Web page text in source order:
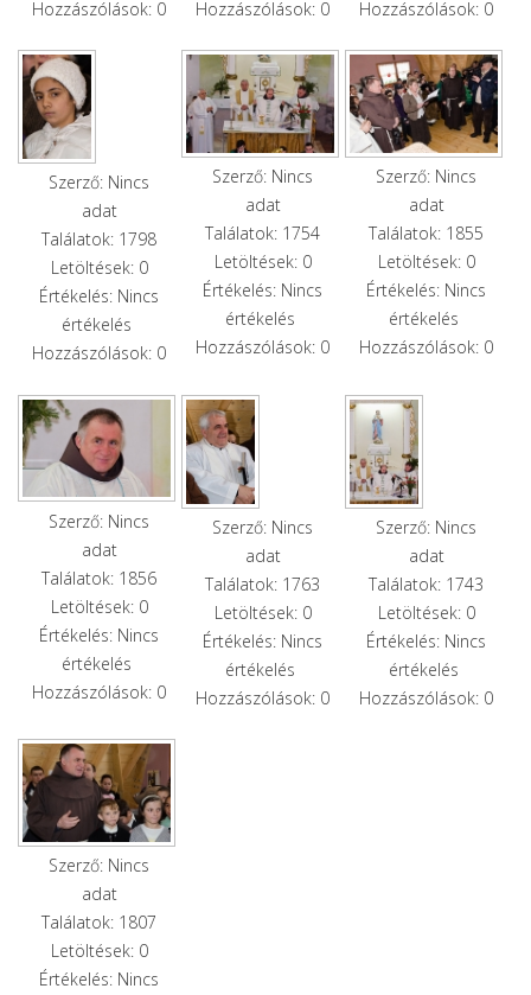
Hozzászólások: 0
Hozzászólások: 0
Hozzászólások: 0
Szerző: Nincs
adat
Találatok: 1798
Letöltések: 0
Értékelés: Nincs
értékelés
Hozzászólások: 0
Szerző: Nincs
adat
Találatok: 1754
Letöltések: 0
Értékelés: Nincs
értékelés
Hozzászólások: 0
Szerző: Nincs
adat
Találatok: 1855
Letöltések: 0
Értékelés: Nincs
értékelés
Hozzászólások: 0
Szerző: Nincs
adat
Találatok: 1856
Letöltések: 0
Értékelés: Nincs
értékelés
Hozzászólások: 0
Szerző: Nincs
adat
Találatok: 1763
Letöltések: 0
Értékelés: Nincs
értékelés
Hozzászólások: 0
Szerző: Nincs
adat
Találatok: 1743
Letöltések: 0
Értékelés: Nincs
értékelés
Hozzászólások: 0
Szerző: Nincs
adat
Találatok: 1807
Letöltések: 0
Értékelés: Nincs